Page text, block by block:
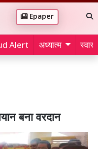
Epaper
Alert अध्यात्म
बना वरदान